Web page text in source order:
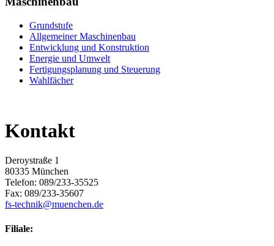
Grundstufe
Allgemeiner Maschinenbau
Entwicklung und Konstruktion
Energie und Umwelt
Fertigungsplanung und Steuerung
Wahlfächer
Kontakt
Deroystraße 1
80335 München
Telefon: 089/233-35525
Fax: 089/233-35607
fs-technik@muenchen.de
Filiale: